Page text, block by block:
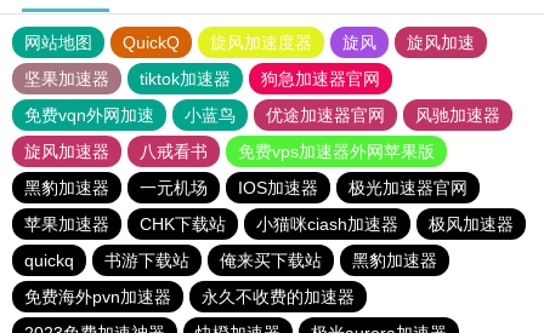
网站地图 QuickQ 旋风加速度器 旋风
旋风加速
坚果加速器
tiktok加速器
狗急加速器官网
免费vqn外网加速
小蓝鸟 优途加速器官网
风驰加速器
旋风加速器
八戒看书
免费vps加速器外网苹果版
黑豹加速器
一元机场 IOS加速器
极光加速器官网
苹果加速器
CHK下载站 小猫咪ciash加速器
极风加速器
quickq
书游下载站 俺来买下载站
黑豹加速器
免费海外pvn加速器
永久不收费的加速器